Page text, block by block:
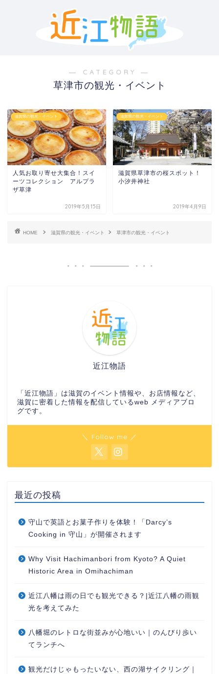
― CATEGORY ―
草津市の観光・イベント
滋賀県の観光・イベント
人気お取り寄せ大集合！スイ
ーツコレクション アルプラ
ザ草津
2019年5月15日
滋賀県の観光・イベント
滋賀県草津市の桜スポット！
小汐井神社
2019年4月9日
HOME 滋賀県の観光・イベント 草津市の観光・イベント
近江物語
「近江物語」は滋賀のイベント情報や、お店情報など、
滋賀に密着した情報を配信しているweb メディアブロ
グです。
＼ Follow me ／
最近の投稿
守山で英語とお菓子作りを体験！「Darcy’s
Cooking in 守山」が開催されます
Why Visit Hachimanbori from Kyoto? A Quiet
Historic Area in Omihachiman
近江八幡は雨の日でも観光できる？|近江八幡の雨観
光を考えてみた
八幡堀のレトロな街並みが心地いい｜のんびり歩い
てランチへ
観光だけじゃもったいない、西の湖サイクリング｜